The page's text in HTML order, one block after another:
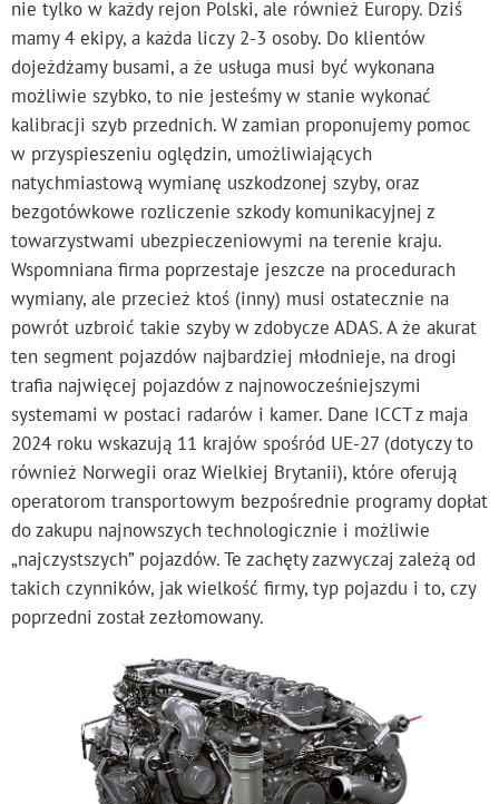
nie tylko w każdy rejon Polski, ale również Europy. Dziś
mamy 4 ekipy, a każda liczy 2-3 osoby. Do klientów
dojeżdżamy busami, a że usługa musi być wykonana
możliwie szybko, to nie jesteśmy w stanie wykonać
kalibracji szyb przednich. W zamian proponujemy pomoc
w przyspieszeniu oględzin, umożliwiających
natychmiastową wymianę uszkodzonej szyby, oraz
bezgotówkowe rozliczenie szkody komunikacyjnej z
towarzystwami ubezpieczeniowymi na terenie kraju.
Wspomniana firma poprzestaje jeszcze na procedurach
wymiany, ale przecież ktoś (inny) musi ostatecznie na
powrót uzbroić takie szyby w zdobycze ADAS. A że akurat
ten segment pojazdów najbardziej młodnieje, na drogi
trafia najwięcej pojazdów z najnowocześniejszymi
systemami w postaci radarów i kamer. Dane ICCT z maja
2024 roku wskazują 11 krajów spośród UE-27 (dotyczy to
również Norwegii oraz Wielkiej Brytanii), które oferują
operatorom transportowym bezpośrednie programy dopłat
do zakupu najnowszych technologicznie i możliwie
„najczystszych” pojazdów. Te zachęty zazwyczaj zależą od
takich czynników, jak wielkość firmy, typ pojazdu i to, czy
poprzedni został zezłomowany.